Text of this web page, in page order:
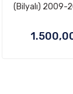
(Bilyalı) 2009-